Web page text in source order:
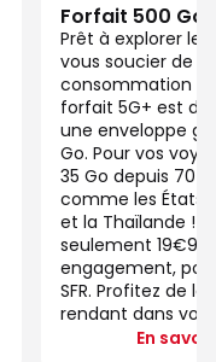
Forfait 500 Go
Prêt à explorer le
vous soucier de
consommation
forfait 5G+ est
une enveloppe
Go. Pour vos
35 Go depuis 70
comme les États-
et la Thaïlande !
seulement
engagement,
SFR. Profitez de
rendant dans
En